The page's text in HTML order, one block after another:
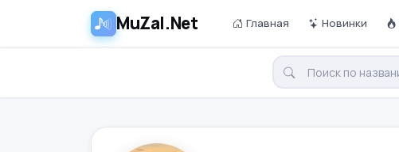
MuZal.Net Главная Новинки